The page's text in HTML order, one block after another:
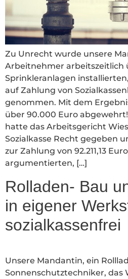
Zu Unrecht wurde unsere
Arbeitnehmer arbeitszeitlich
Sprinkleranlagen
auf Zahlung von
genommen. Mit dem
über 90.000 Euro
hatte das Arbeitsgericht
Sozialkasse Recht gegeben
zur Zahlung von 92.211,13
argumentierten, […]
Rolladen- Bau
in eigener
sozialkassenfrei
Unsere Mandantin, ein
Sonnenschutztechniker, das